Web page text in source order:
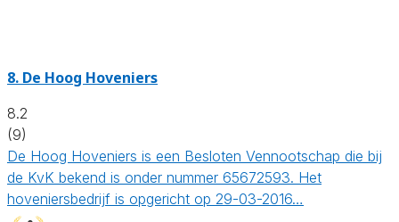
8. De Hoog Hoveniers
8.2
(9)
De Hoog Hoveniers is een Besloten Vennootschap die bij
de KvK bekend is onder nummer 65672593. Het
hoveniersbedrijf is opgericht op 29-03-2016…